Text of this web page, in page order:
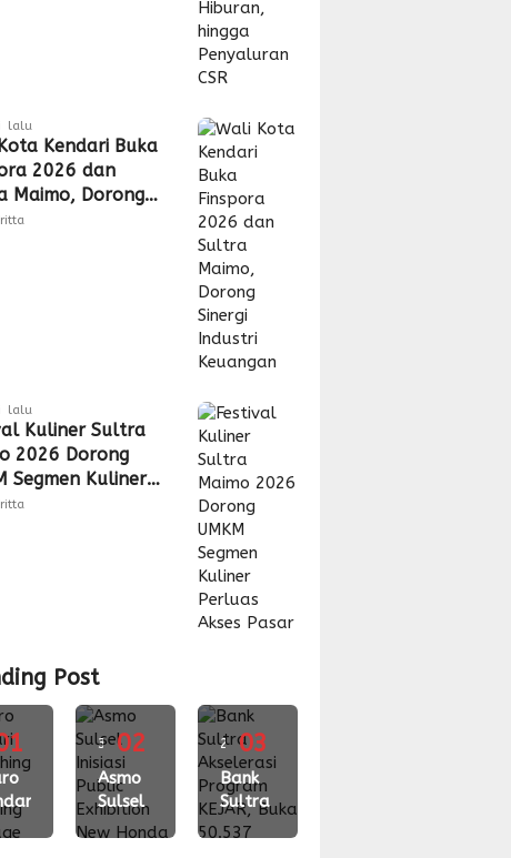
lalu
Kendari Buka
2026 dan
Maimo, Dorong
Industri
lalu
Kuliner Sultra
2026 Dorong
Segmen Kuliner
Akses Pasar
Post
02
3
minggu
lalu
Asmo
Sulsel
Inisiasi
03
2
minggu
lalu
Bank
Sultra
Akselerasi